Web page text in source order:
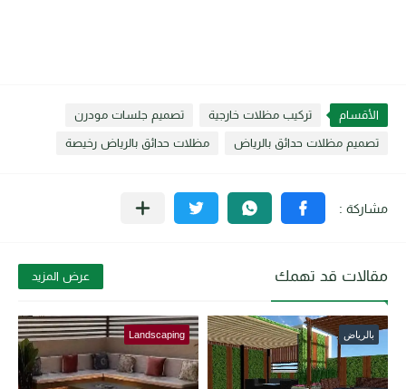
الأقسام تركيب مظلات خارجية تصميم جلسات مودرن
تصميم مظلات حدائق بالرياض مظلات حدائق بالرياض رخيصة
مقالات قد تهمك عرض المزيد
بالرياض Landscaping